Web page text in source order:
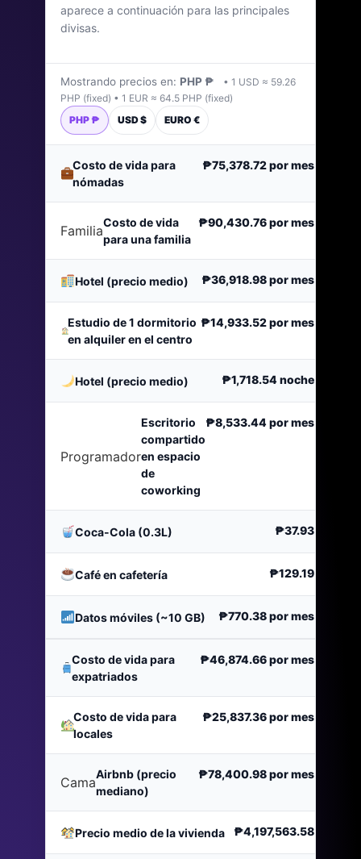
Última actualización: enero de 2026
aparece a continuación para las principales
divisas.
Mostrando precios en: PHP ₱
• 1 USD ≈ 59.26
PHP (fixed) • 1 EUR ≈ 64.5 PHP (fixed)
PHP ₱
USD $ EURO €
Costo de vida para
nómadas
₱75,378.72por mes
Familia
Costo de vida
para una familia
₱90,430.76por mes
Hotel (precio medio) ₱36,918.98por mes
Estudio de 1 dormitorio
en alquiler en el centro
₱14,933.52por mes
Hotel (precio medio) ₱1,718.54noche
Programador
Escritorio
compartido
en espacio
de
coworking
₱8,533.44por mes
Coca-Cola (0.3L) ₱37.93
Café en cafetería ₱129.19
Datos móviles (~10 GB) ₱770.38por mes
Costo de vida para
expatriados
₱46,874.66por mes
Costo de vida para
locales
₱25,837.36por mes
Cama
Airbnb (precio
mediano)
₱78,400.98por mes
Precio medio de la vivienda ₱4,197,563.58